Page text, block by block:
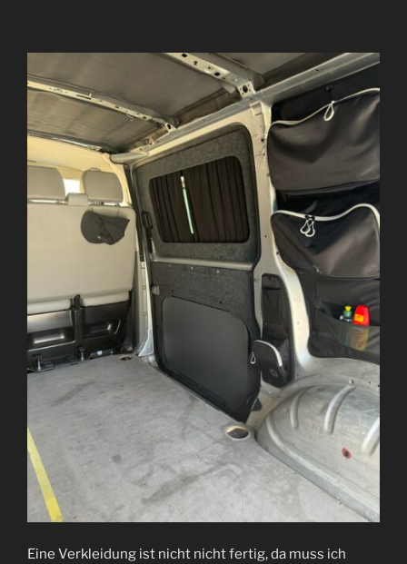
Eine Verkleidung ist nicht nicht fertig, da muss ich